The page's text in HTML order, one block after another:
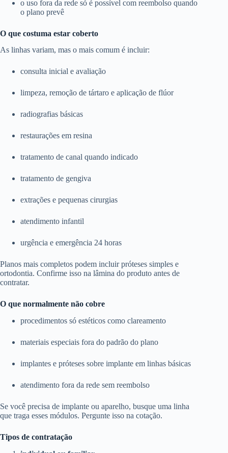
o uso fora da rede só é possível com reembolso quando
o plano prevê
O que costuma estar coberto
As linhas variam, mas o mais comum é incluir:
consulta inicial e avaliação
limpeza, remoção de tártaro e aplicação de flúor
radiografias básicas
restaurações em resina
tratamento de canal quando indicado
tratamento de gengiva
extrações e pequenas cirurgias
atendimento infantil
urgência e emergência 24 horas
Planos mais completos podem incluir próteses simples e
ortodontia. Confirme isso na lâmina do produto antes de
contratar.
O que normalmente não cobre
procedimentos só estéticos como clareamento
materiais especiais fora do padrão do plano
implantes e próteses sobre implante em linhas básicas
atendimento fora da rede sem reembolso
Se você precisa de implante ou aparelho, busque uma linha
que traga esses módulos. Pergunte isso na cotação.
Tipos de contratação